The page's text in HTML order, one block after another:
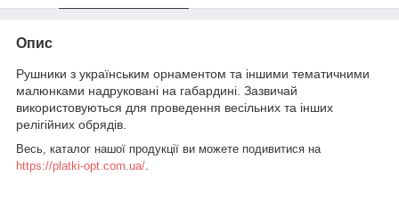
Опис
Рушники з українським орнаментом та іншими тематичними
малюнками надруковані на габардині. Зазвичай
використовуються для проведення весільних та інших
релігійних обрядів.
Весь, каталог нашої продукції ви можете подивитися на
https://platki-opt.com.ua/